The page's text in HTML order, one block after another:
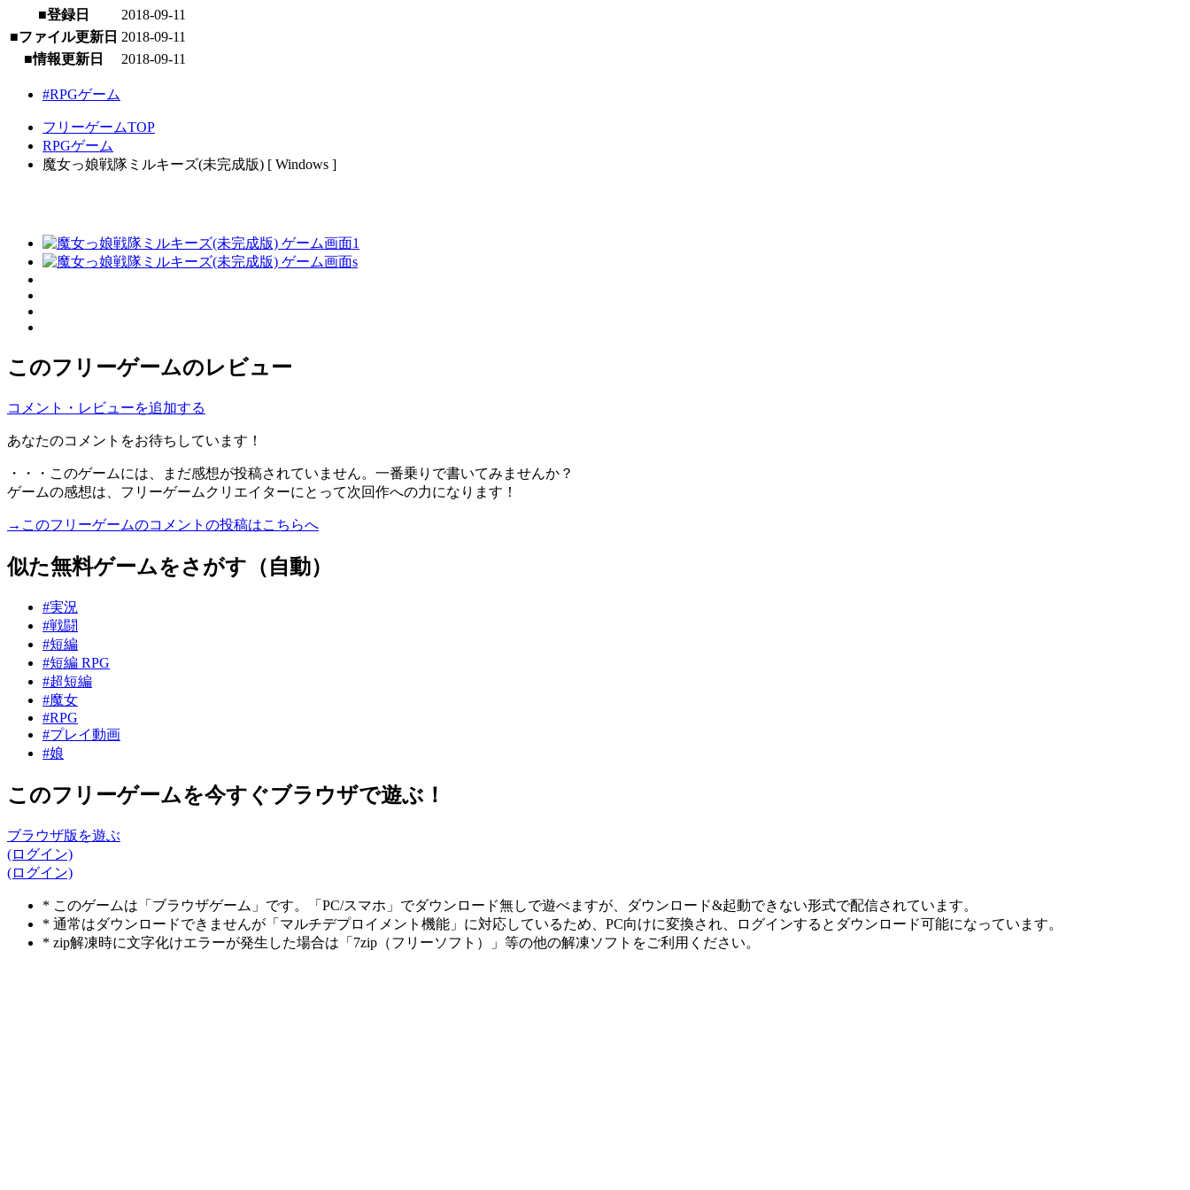
■登録日
2018-09-11
■ファイル更新日 2018-09-11
■情報更新日
2018-09-11
#RPGゲーム
フリーゲームTOP
RPGゲーム
魔女っ娘戦隊ミルキーズ(未完成版) [ Windows ]
このフリーゲームのレビュー
コメント・レビューを追加する
あなたのコメントをお待ちしています！
・・・このゲームには、まだ感想が投稿されていません。一番乗りで書いてみませんか？
ゲームの感想は、フリーゲームクリエイターにとって次回作への力になります！
→このフリーゲームのコメントの投稿はこちらへ
似た無料ゲームをさがす（自動）
#実況
#戦闘
#短編
#短編 RPG
#超短編
#魔女
#RPG
#プレイ動画
#娘
このフリーゲームを今すぐブラウザで遊ぶ！
ブラウザ版を遊ぶ
(ログイン)
(ログイン)
* このゲームは「ブラウザゲーム」です。「PC/スマホ」でダウンロード無しで遊べますが、ダウンロード&起動できない形式で配信されています。
* 通常はダウンロードできませんが「マルチデプロイメント機能」に対応しているため、PC向けに変換され、ログインするとダウンロード可能になっています。
* zip解凍時に文字化けエラーが発生した場合は「7zip（フリーソフト）」等の他の解凍ソフトをご利用ください。